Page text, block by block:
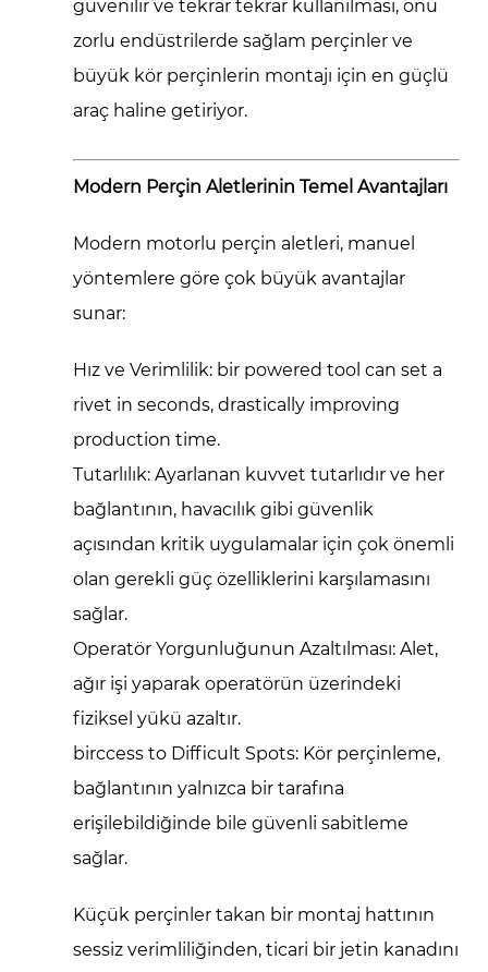
güvenilir ve tekrar tekrar kullanılması, onu
zorlu endüstrilerde sağlam perçinler ve
büyük kör perçinlerin montajı için en güçlü
araç haline getiriyor.
Modern Perçin Aletlerinin Temel Avantajları
Modern motorlu perçin aletleri, manuel
yöntemlere göre çok büyük avantajlar
sunar:
Hız ve Verimlilik: bir powered tool can set a
rivet in seconds, drastically improving
production time.
Tutarlılık:Ayarlanan kuvvet tutarlıdır ve her
bağlantının, havacılık gibi güvenlik
açısından kritik uygulamalar için çok önemli
olan gerekli güç özelliklerini karşılamasını
sağlar.
Operatör Yorgunluğunun Azaltılması:Alet,
ağır işi yaparak operatörün üzerindeki
fiziksel yükü azaltır.
birccess to Difficult Spots: Kör perçinleme,
bağlantının yalnızca bir tarafına
erişilebildiğinde bile güvenli sabitleme
sağlar.
Küçük perçinler takan bir montaj hattının
sessiz verimliliğinden, ticari bir jetin kanadını